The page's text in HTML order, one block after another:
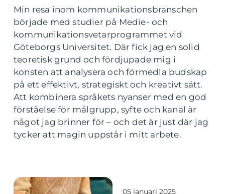
Min resa inom kommunikationsbranschen
började med studier på Medie- och
kommunikationsvetarprogrammet vid
Göteborgs Universitet. Där fick jag en solid
teoretisk grund och fördjupade mig i
konsten att analysera och förmedla budskap
på ett effektivt, strategiskt och kreativt sätt.
Att kombinera språkets nyanser med en god
förståelse för målgrupp, syfte och kanal är
något jag brinner för – och det är just där jag
tycker att magin uppstår i mitt arbete.
05 januari 2025